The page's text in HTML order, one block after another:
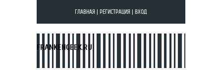
ГЛАВНАЯ РЕГИСТРАЦИЯ ВХОД
FRANKENGEEK.RU